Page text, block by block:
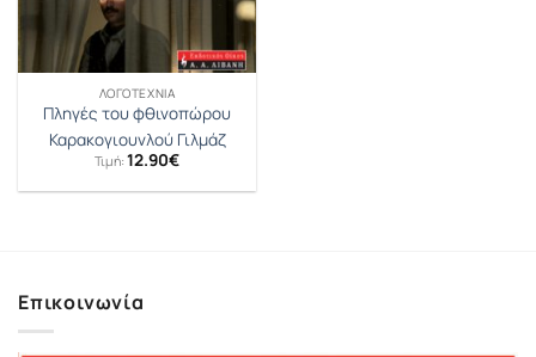
ΛΟΓΟΤΕΧΝΊΑ
Πληγές του φθινοπώρου
Καρακογιουνλού Γιλμάζ
Τιμή: 12.90€
Επικοινωνία